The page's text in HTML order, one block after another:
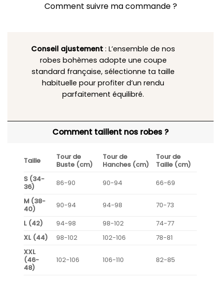
Comment suivre ma commande ?
Conseil ajustement : L’ensemble de nos
robes bohèmes adopte une coupe
standard française, sélectionne ta taille
habituelle pour profiter d’un rendu
parfaitement équilibré.
Comment taillent nos robes ?
Taille
Tour de
Buste (cm)
Tour de
Hanches (cm)
Tour de
Taille (cm)
S (34-
36)
86-90 90-94
66-69
M (38-
40)
90-94 94-98
70-73
L (42)
94-98 98-102
74-77
XL (44)
98-102 102-106
78-81
XXL
(46-
48)
102-106 106-110 82-85